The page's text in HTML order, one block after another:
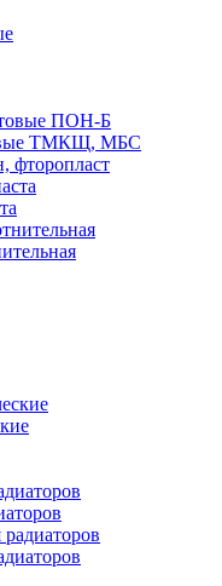
ПОН-Б
ТМКЩ, МБС
фторопласт